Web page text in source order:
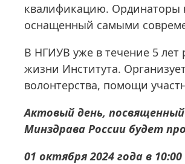
квалификацию. Ординаторы
оснащенный самыми
В НГИУВ уже в течение 5 лет
жизни Института.
волонтерства, помощи
Актовый день,
Минздрава России будет
01 октября 2024 года в